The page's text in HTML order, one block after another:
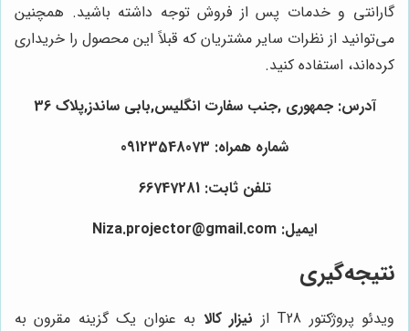
گارانتی و خدمات پس از فروش توجه داشته باشید. همچنین
می‌توانید از نظرات سایر مشتریان که قبلاً این محصول را خریداری
کرده‌اند، استفاده کنید.
آدرس: جمهوری ,جنب سفارت انگلیس,بابی ساندز,پلاک 36
شماره همراه: 09123548073
تلفن ثابت: 66747281
ایمیل: Niza.projector@gmail.com
نتیجه‌گیری
ویدئو پروژکتور T28 از نیزار کالا به عنوان یک گزینه مقرون به